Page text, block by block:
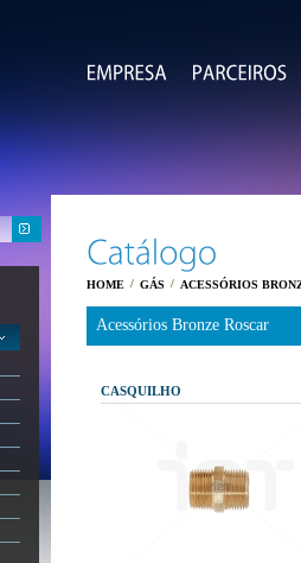
HOME / GÁS / ACESSÓRIOS
Acessórios Bronze Roscar
CASQUILHO